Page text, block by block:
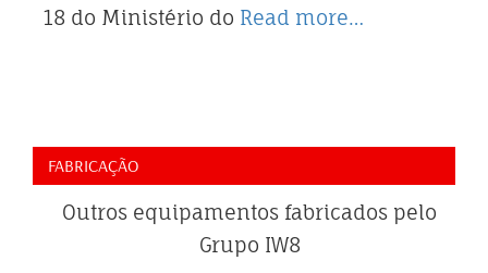
18 do Ministério do Read more…
FABRICAÇÃO
Outros equipamentos fabricados pelo
Grupo IW8